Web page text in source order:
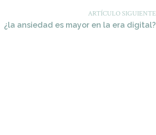
ARTÍCULO SIGUIENTE
¿la ansiedad es mayor en la era digital?